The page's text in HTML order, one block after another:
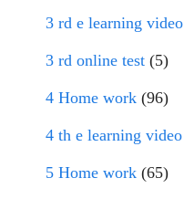
3 rd e learning video
3 rd online test (5)
4 Home work (96)
4 th e learning video
5 Home work (65)